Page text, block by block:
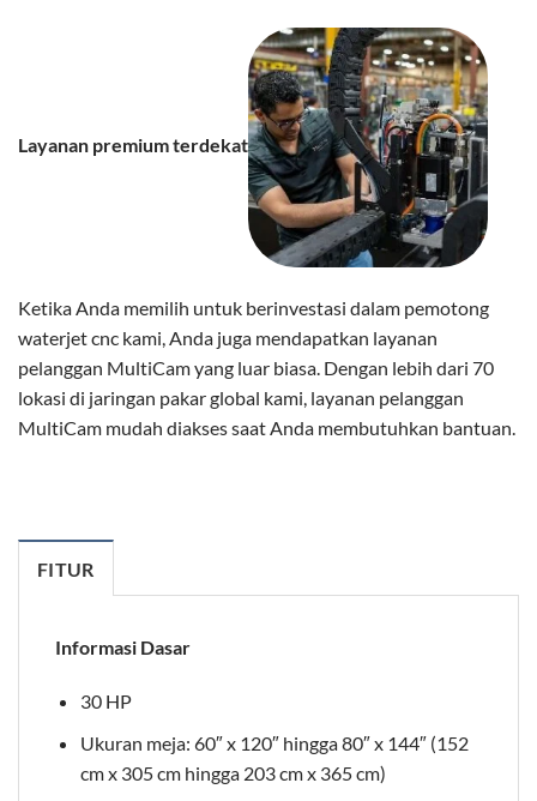
Layanan premium terdekat
Ketika Anda memilih untuk berinvestasi dalam pemotong
waterjet cnc kami, Anda juga mendapatkan layanan
pelanggan MultiCam yang luar biasa. Dengan lebih dari 70
lokasi di jaringan pakar global kami, layanan pelanggan
MultiCam mudah diakses saat Anda membutuhkan bantuan.
FITUR
Informasi Dasar
30 HP
Ukuran meja: 60″ x 120″ hingga 80″ x 144″ (152
cm x 305 cm hingga 203 cm x 365 cm)